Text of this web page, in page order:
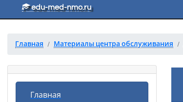
Перейти к основному тексту
edu-med-nmo.ru
Главная Материалы центра обслуживания
Главная